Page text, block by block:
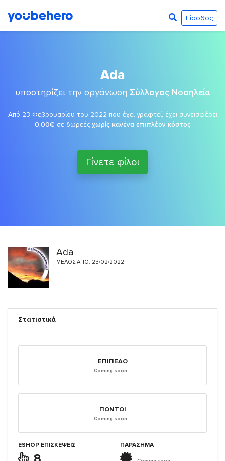
Είσοδος
Ada
υποστηρίζει την οργάνωση Σύλλογος Νοσηλεία
Από 23 Φεβρουαρίου του 2022 που έχει γραφτεί, έχει συνεισφέρει
0,00€ σε δωρεές χωρίς κανένα επιπλέον κόστος
Γίνετε φίλοι
Ada
ΜΈΛΟΣ ΑΠΌ: 23/02/2022
Στατιστικά
ΕΠΊΠΕΔΟ
Coming soon...
ΠΌΝΤΟΙ
Coming soon...
ESHOP ΕΠΙΣΚΈΨΕΙΣ ΠΑΡΑΣΗΜΑ